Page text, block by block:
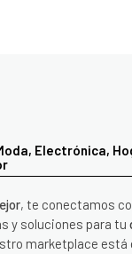
Electrónica,
, te conectamos
y soluciones para tu
marketplace